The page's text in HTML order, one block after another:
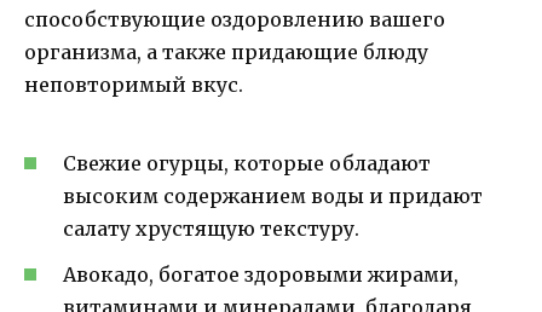
способствующие оздоровлению вашего
организма, а также придающие блюду
неповторимый вкус.
Свежие огурцы, которые обладают
высоким содержанием воды и придают
салату хрустящую текстуру.
Авокадо, богатое здоровыми жирами,